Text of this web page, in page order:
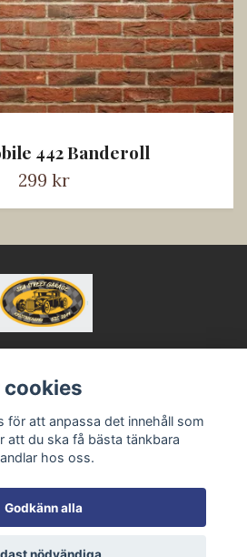
442 Banderoll
299 kr
Kontakt
cookies
för att anpassa det innehåll som
att du ska få bästa tänkbara
hos oss.
Godkänn alla